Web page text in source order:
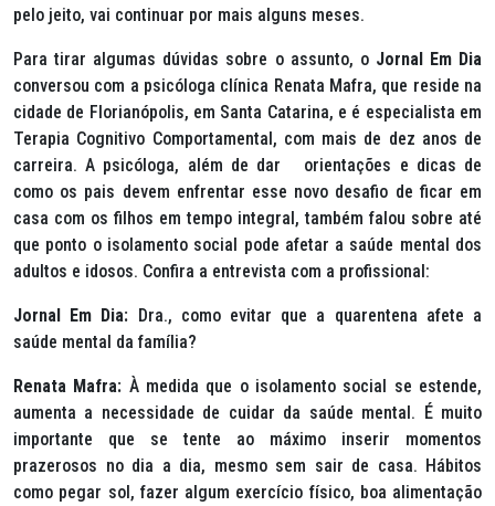
pelo jeito, vai continuar por mais alguns meses.
Para tirar algumas dúvidas sobre o assunto, o Jornal Em Dia
conversou com a psicóloga clínica Renata Mafra, que reside na
cidade de Florianópolis, em Santa Catarina, e é especialista em
Terapia Cognitivo Comportamental, com mais de dez anos de
carreira. A psicóloga, além de dar orientações e dicas de
como os pais devem enfrentar esse novo desafio de ficar em
casa com os filhos em tempo integral, também falou sobre até
que ponto o isolamento social pode afetar a saúde mental dos
adultos e idosos. Confira a entrevista com a profissional:
Jornal Em Dia: Dra., como evitar que a quarentena afete a
saúde mental da família?
Renata Mafra: À medida que o isolamento social se estende,
aumenta a necessidade de cuidar da saúde mental. É muito
importante que se tente ao máximo inserir momentos
prazerosos no dia a dia, mesmo sem sair de casa. Hábitos
como pegar sol, fazer algum exercício físico, boa alimentação